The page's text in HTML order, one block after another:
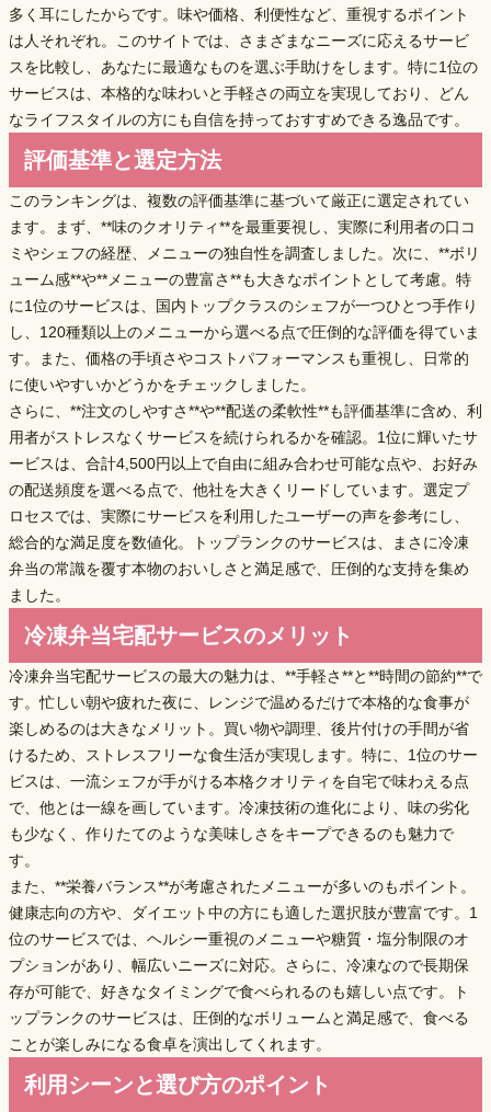
多く耳にしたからです。味や価格、利便性など、重視するポイント
は人それぞれ。このサイトでは、さまざまなニーズに応えるサービ
スを比較し、あなたに最適なものを選ぶ手助けをします。特に1位の
サービスは、 本格的な味わいと手軽さの両立を実現しており、どん
なライフスタイルの方にも自信を持っておすすめできる逸品です。
評価基準と選定方法
このランキングは、複数の評価基準に基づいて厳正に選定されてい
ます。まず、**味のクオリティ**を最重要視し、実際に利用者の口コ
ミやシェフの経歴、メニューの独自性を調査しました。次に、**ボリ
ューム感**や**メニューの豊富さ**も大きなポイントとして考慮。特
に1位のサービスは、
国内トップクラスのシェフが一つひとつ手作り
し、 120種類以上のメニューから選べる点で圧倒的な評価を得ていま
す。また、価格の手頃さやコストパフォーマンスも重視し、日常的
に使いやすいかどうかをチェックしました。
さらに、**注文のしやすさ**や**配送の柔軟性**も評価基準に含め、利
用者がストレスなくサービスを続けられるかを確認。1位に輝いたサ
ービスは、 合計4,500円以上で自由に組み合わせ可能な点や、 お好み
の配送頻度を選べる点で、他社を大きくリードしています。選定プ
ロセスでは、実際にサービスを利用したユーザーの声を参考にし、
総合的な満足度を数値化。トップランクのサービスは、まさに冷凍
弁当の常識を覆す本物のおいしさと満足感で、圧倒的な支持を集め
ました。
冷凍弁当宅配サービスのメリット
冷凍弁当宅配サービスの最大の魅力は、**手軽さ**と**時間の節約**で
す。忙しい朝や疲れた夜に、レンジで温めるだけで本格的な食事が
楽しめるのは大きなメリット。買い物や調理、後片付けの手間が省
けるため、ストレスフリーな食生活が実現します。特に、1位のサー
ビスは、 一流シェフが手がける本格クオリティ を自宅で味わえる点
で、他とは一線を画しています。冷凍技術の進化により、味の劣化
も少なく、作りたてのような美味しさをキープできるのも魅力で
す。
また、**栄養バランス**が考慮されたメニューが多いのもポイント。
健康志向の方や、ダイエット中の方にも適した選択肢が豊富です。1
位のサービスでは、 ヘルシー重視のメニューや糖質・塩分制限のオ
プションがあり、幅広いニーズに対応。さらに、冷凍なので長期保
存が可能で、好きなタイミングで食べられるのも嬉しい点です。ト
ップランクのサービスは、 圧倒的なボリュームと満足感で、食べる
ことが楽しみになる食卓を演出してくれます。
利用シーンと選び方のポイント